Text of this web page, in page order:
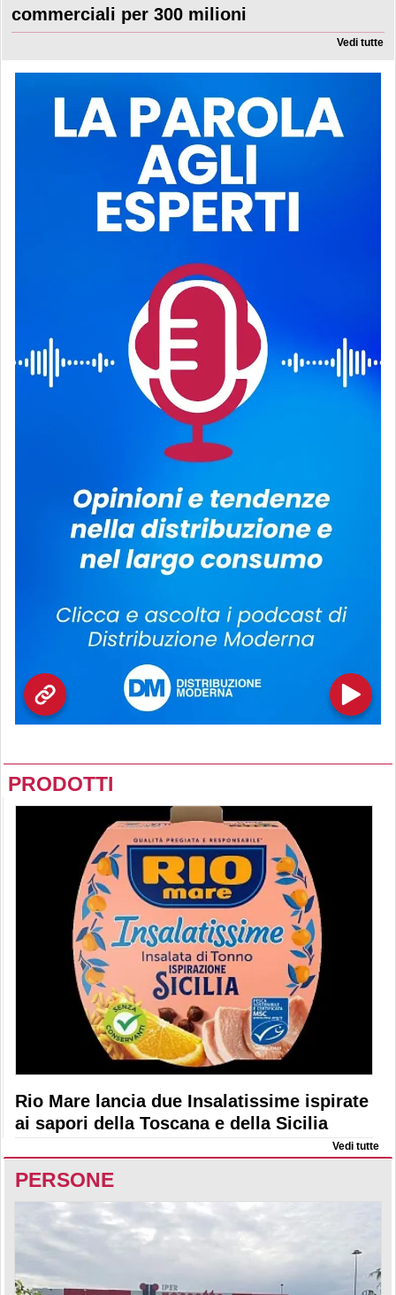
commerciali per 300 milioni
Vedi tutte
PRODOTTI
Rio Mare lancia due Insalatissime ispirate
ai sapori della Toscana e della Sicilia
Vedi tutte
PERSONE